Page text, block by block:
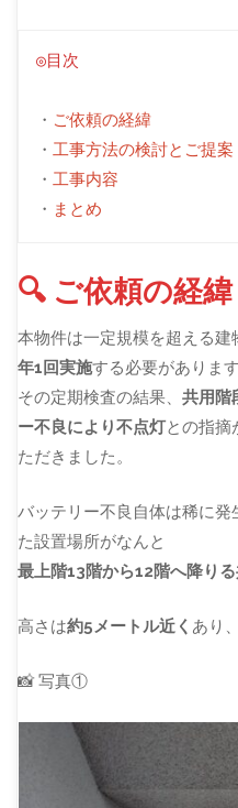
◎目次
・ ご依頼の経緯
・ 工事方法の検討とご提案
・ 工事内容
・ まとめ
🔍 ご依頼の経緯
本物件は一定規模を超える建
年1回実施する必要があります
その定期検査の結果、共用階
ー不良により不点灯との指摘
ただきました。
バッテリー不良自体は稀に
た設置場所がなんと
最上階13階から12階へ降り
高さは約5メートル近く あり
📸 写真①